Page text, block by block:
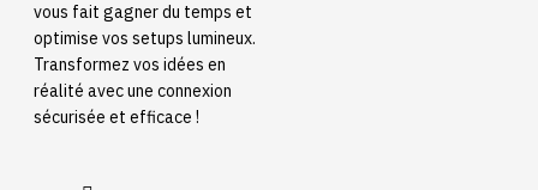
vous fait gagner du temps et
optimise vos setups lumineux.
Transformez vos idées en
réalité avec une connexion
sécurisée et efficace !